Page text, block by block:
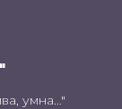
умна…"